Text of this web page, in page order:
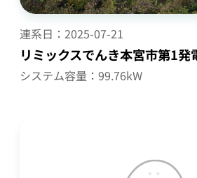
連系日： 2025-07-21
リミックスでんき本宮市第1発
システム容量：99.76kW